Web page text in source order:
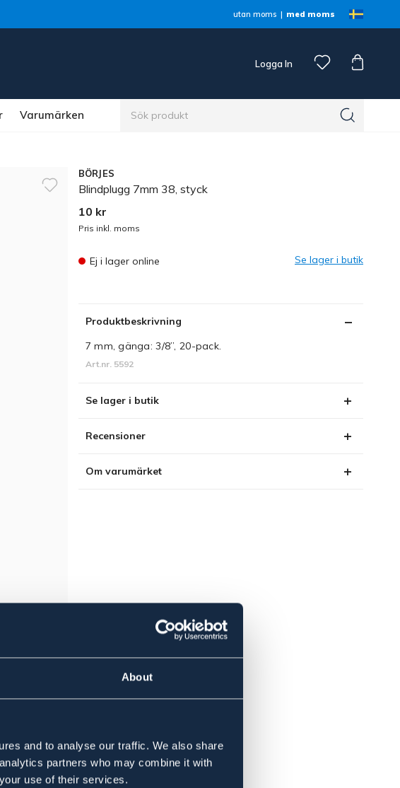
About
and to analyse our traffic. We also share
partners who may combine it with
use of their services.
utan moms med moms
Logga In
Varumärken
BÖRJES
Blindplugg 7mm 38, styck
10 kr
Pris inkl. moms
Ej i lager online Se lager i butik
Produktbeskrivning
7 mm, gänga: 3/8”, 20-pack.
Art.nr. 5592
Se lager i butik
Recensioner
Om varumärket